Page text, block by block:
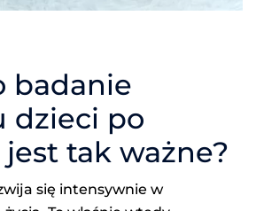
badanie
dzieci po
tak ważne?
się intensywnie w